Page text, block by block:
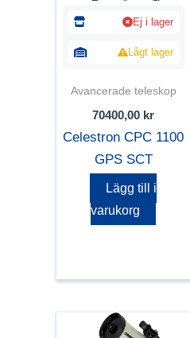
Ej i lager
Lågt lager
Avancerade teleskop
70400,00 kr
Celestron CPC 1100
GPS SCT
Lägg till i
varukorg